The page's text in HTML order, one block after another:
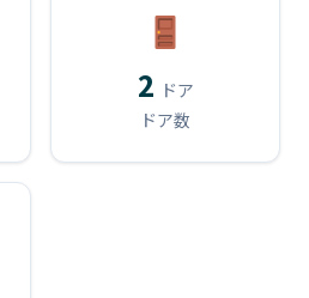
2 ドア
ドア数